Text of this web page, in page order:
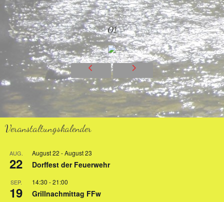
01
Bild 1 von 24
Veranstaltungskalender
AUG.
22
August 22 -August 23
Dorffest der Feuerwehr
SEP.
19
14:30 -21:00
Grillnachmittag FFw